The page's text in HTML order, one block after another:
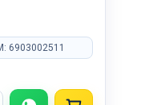
6903002511